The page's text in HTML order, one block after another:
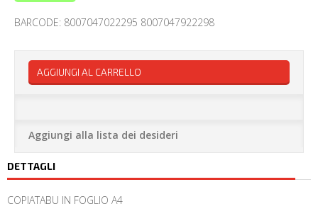
BARCODE: 8007047022295 8007047922298
AGGIUNGI AL CARRELLO
Aggiungi alla lista dei desideri
DETTAGLI
COPIATABU IN FOGLIO A4